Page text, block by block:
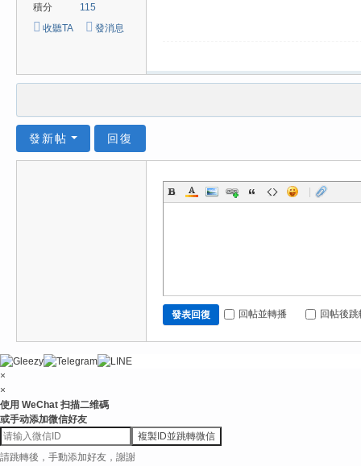
積分
115
收聽TA
發消息
發新帖 回復
發表回復 回帖並轉播 回帖後
×
×
使用 WeChat 扫描二维碼
或手动添加微信好友
複製ID並跳轉微信
請跳轉後，手動添加好友，謝謝